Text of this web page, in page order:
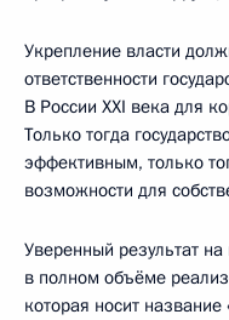
Укрепление власти
ответственности
В России XXI века для
Только тогда
эффективным, только
возможности для
Уверенный результат
в полном объёме
которая носит